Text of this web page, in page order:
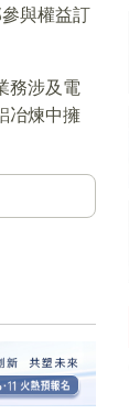
與權益訂
務涉及電
冶煉中擁